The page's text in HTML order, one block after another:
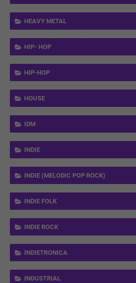
HEAVY METAL
HIP- HOP
HIP-HOP
HOUSE
IDM
INDIE
INDIE (MELODIC POP ROCK)
INDIE FOLK
INDIE ROCK
INDIETRONICA
INDUSTRIAL